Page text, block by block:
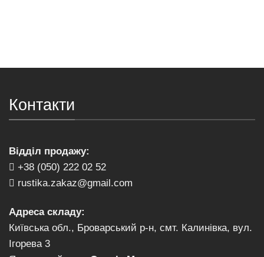
Контакти
Відділ продажу:
+38 (050) 222 02 52
rustika.zakaz@gmail.com
Адреса складу:
Київська обл., Броварський р-н, смт. Калинівка, вул.
Ігорева 3